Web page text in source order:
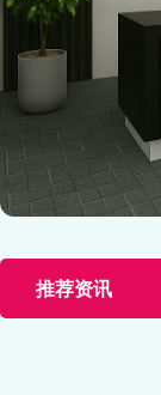
推荐资讯